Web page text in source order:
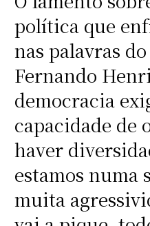
política que
nas palavras
Fernando
democracia
capacidade de
haver
estamos numa
muita